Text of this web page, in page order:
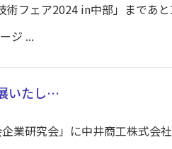
術フェア2024 in中部」まであ
ジ ...
いたし…
業研究会」に中井商工株式会